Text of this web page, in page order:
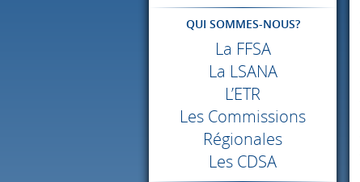
QUI SOMMES-NOUS?
La FFSA
La LSANA
L’ETR
Les Commissions
Régionales
Les CDSA